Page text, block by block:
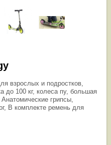
взрослых и подростков,
до 100 кг, колеса пу, большая
грипсы,
В комплекте ремень для